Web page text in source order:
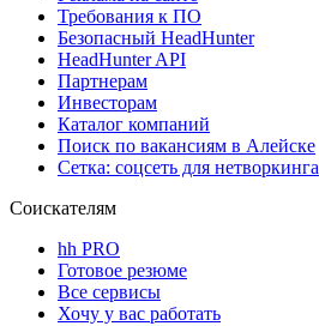
Требования к ПО
Безопасный HeadHunter
HeadHunter API
Партнерам
Инвесторам
Каталог компаний
Поиск по вакансиям в Алейске
Сетка: соцсеть для нетворкинга
Соискателям
hh PRO
Готовое резюме
Все сервисы
Хочу у вас работать